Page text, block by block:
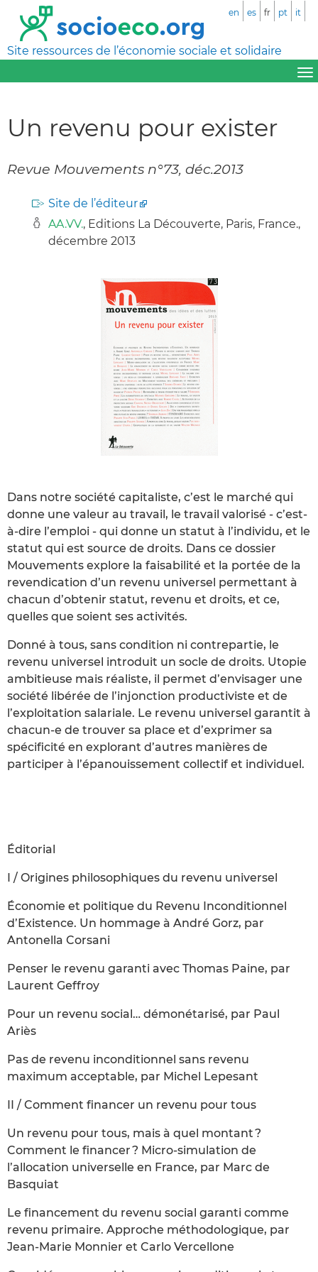
Site ressources de l’économie sociale et solidaire
en es fr pt it
Un revenu pour exister
Revue Mouvements n°73, déc.2013
Site de l’éditeur
AA.VV., Editions La Découverte, Paris, France.,
décembre 2013
Dans notre société capitaliste, c’est le marché qui
donne une valeur au travail, le travail valorisé - c’est-
à-dire l’emploi - qui donne un statut à l’individu, et le
statut qui est source de droits. Dans ce dossier
Mouvements explore la faisabilité et la portée de la
revendication d’un revenu universel permettant à
chacun d’obtenir statut, revenu et droits, et ce,
quelles que soient ses activités.
Donné à tous, sans condition ni contrepartie, le
revenu universel introduit un socle de droits. Utopie
ambitieuse mais réaliste, il permet d’envisager une
société libérée de l’injonction productiviste et de
l’exploitation salariale. Le revenu universel garantit à
chacun-e de trouver sa place et d’exprimer sa
spécificité en explorant d’autres manières de
participer à l’épanouissement collectif et individuel.
Éditorial
I / Origines philosophiques du revenu universel
Économie et politique du Revenu Inconditionnel
d’Existence. Un hommage à André Gorz, par
Antonella Corsani
Penser le revenu garanti avec Thomas Paine, par
Laurent Geffroy
Pour un revenu social… démonétarisé, par Paul
Ariès
Pas de revenu inconditionnel sans revenu
maximum acceptable, par Michel Lepesant
II / Comment financer un revenu pour tous
Un revenu pour tous, mais à quel montant ?
Comment le financer ? Micro-simulation de
l’allocation universelle en France, par Marc de
Basquiat
Le financement du revenu social garanti comme
revenu primaire. Approche méthodologique, par
Jean-Marie Monnier et Carlo Vercellone